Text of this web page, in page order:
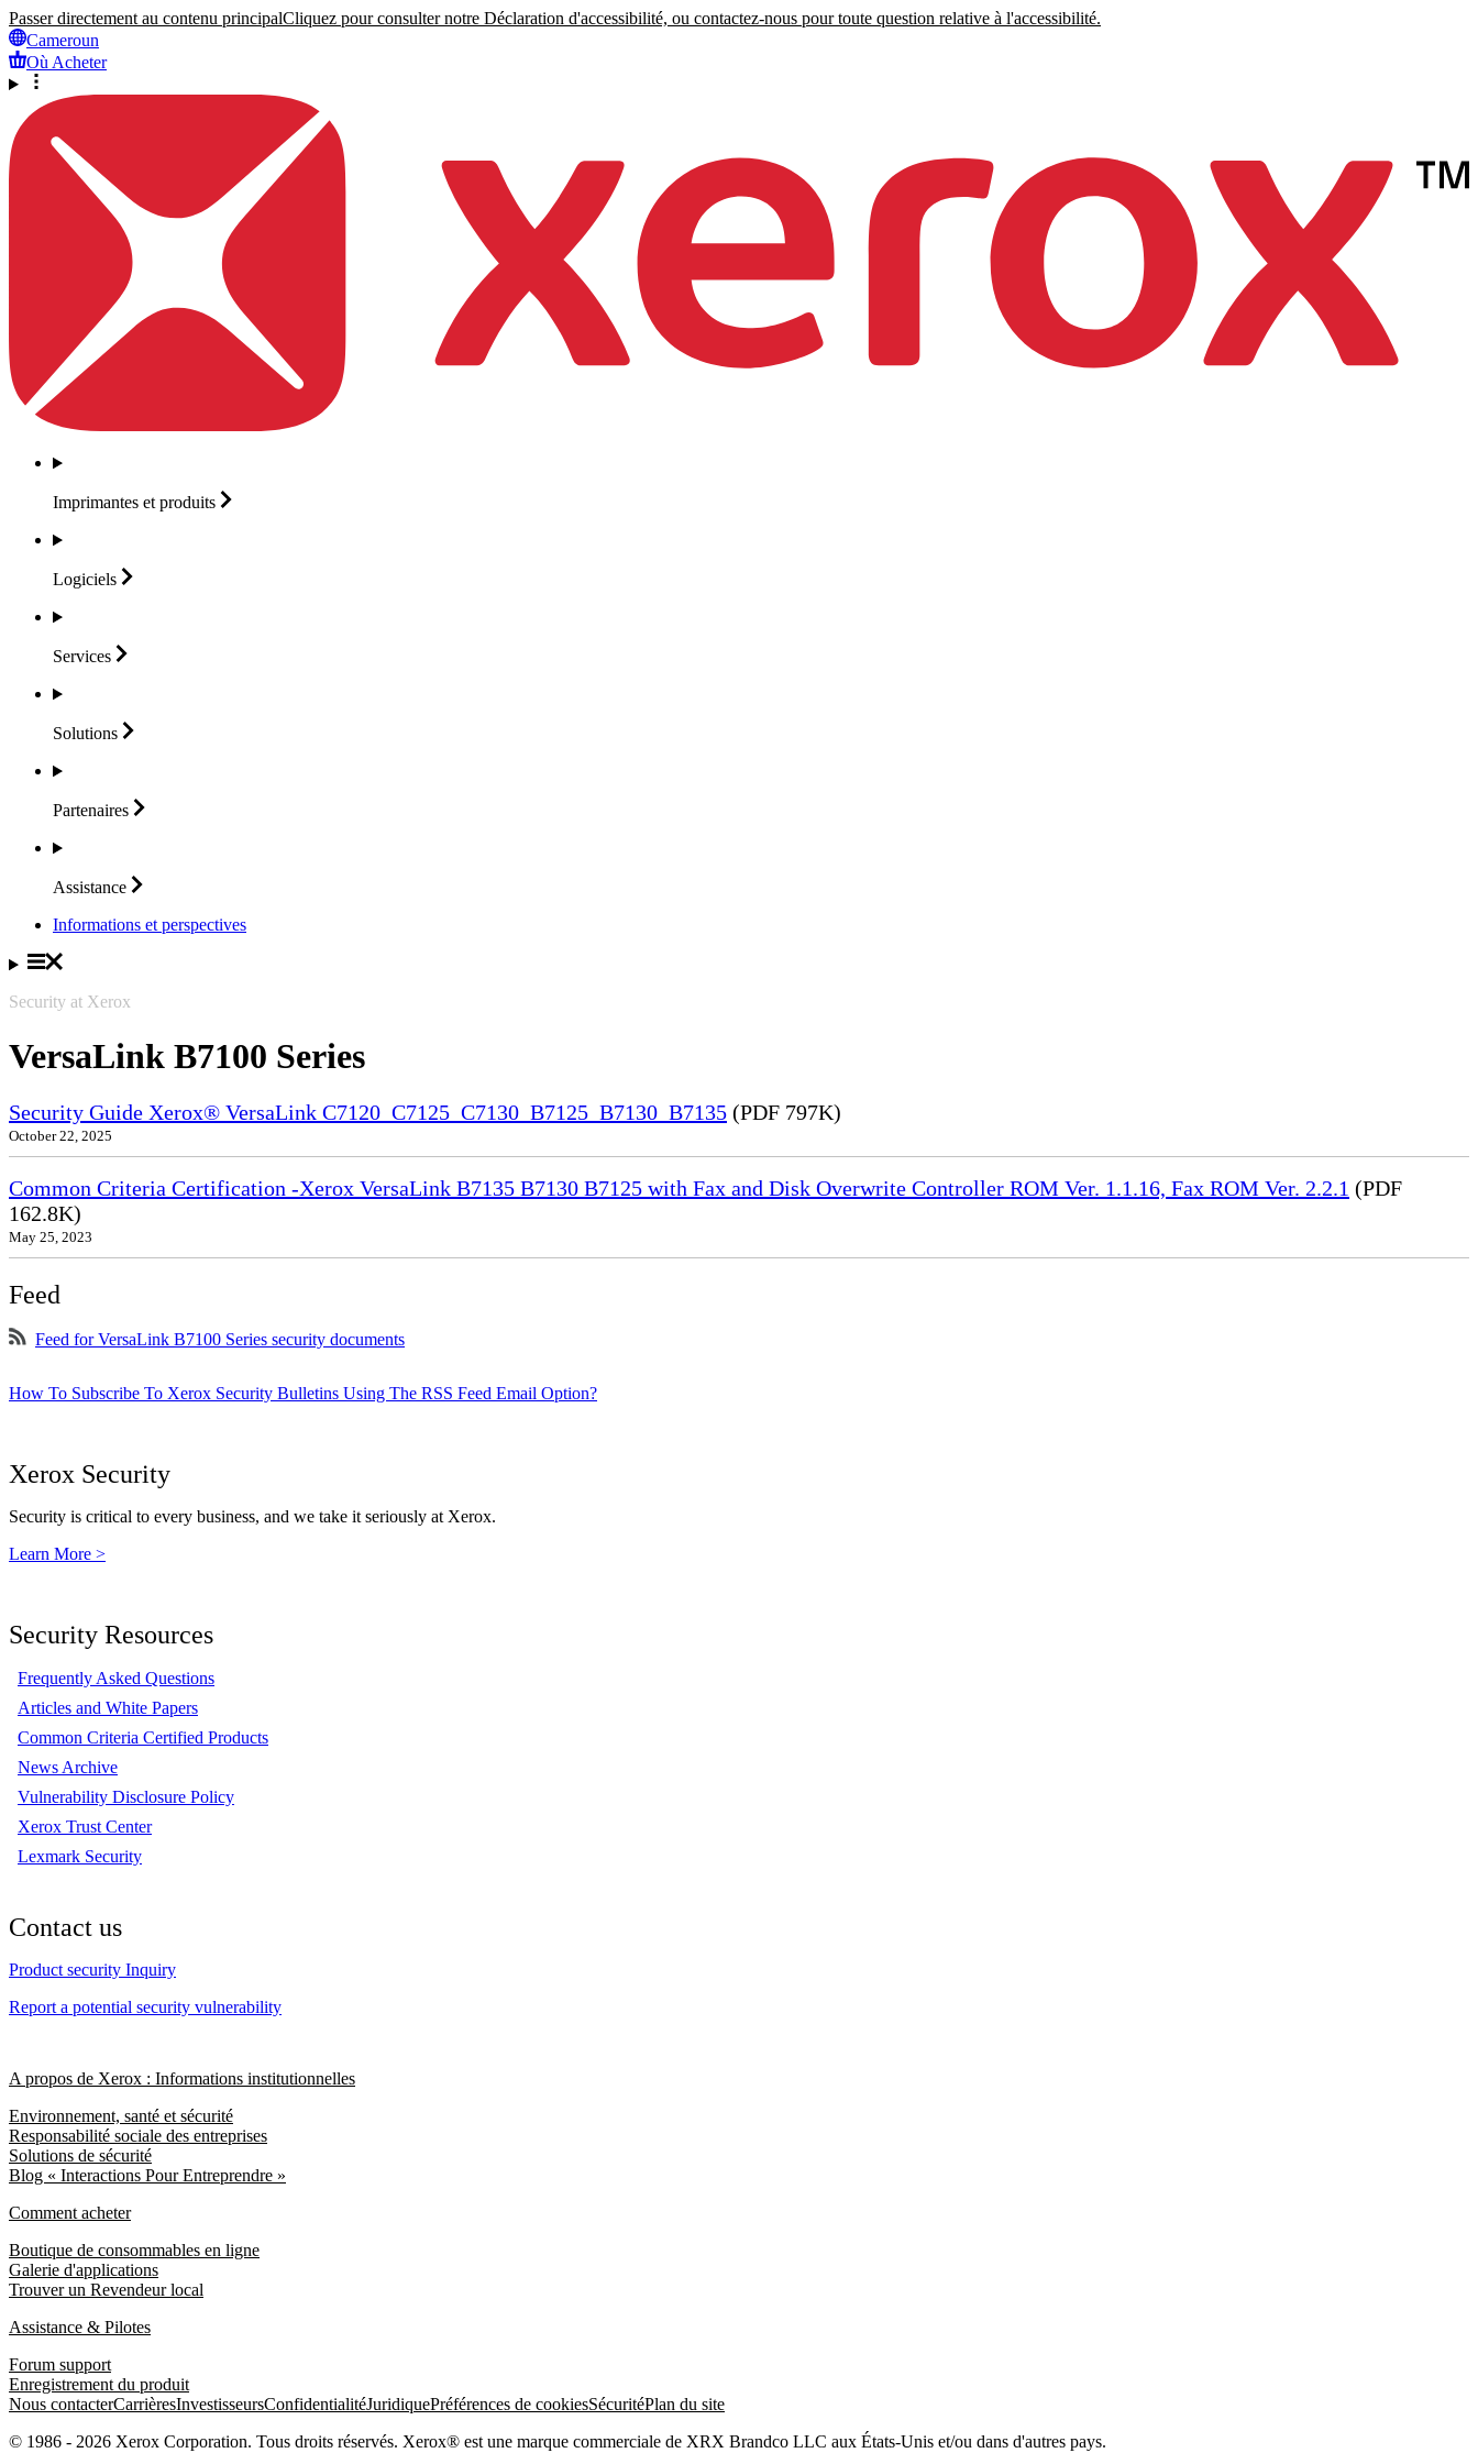
Passer directement au contenu principalCliquez pour consulter notre Déclaration d'accessibilité, ou contactez-nous pour toute question relative à l'accessibilité.
Cameroun
Où Acheter
Imprimantes et produits
Logiciels
Services
Solutions
Partenaires
Assistance
Informations et perspectives
Security at Xerox
VersaLink B7100 Series
Security Guide Xerox® VersaLink C7120_C7125_C7130_B7125_B7130_B7135 (PDF 797K)
October 22, 2025
Common Criteria Certification -Xerox VersaLink B7135 B7130 B7125 with Fax and Disk Overwrite Controller ROM Ver. 1.1.16, Fax ROM Ver. 2.2.1 (PDF
162.8K)
May 25, 2023
Feed
Feed for VersaLink B7100 Series security documents
How To Subscribe To Xerox Security Bulletins Using The RSS Feed Email Option?
Xerox Security
Security is critical to every business, and we take it seriously at Xerox.
Learn More >
Security Resources
Frequently Asked Questions
Articles and White Papers
Common Criteria Certified Products
News Archive
Vulnerability Disclosure Policy
Xerox Trust Center
Lexmark Security
Contact us
Product security Inquiry
Report a potential security vulnerability
A propos de Xerox : Informations institutionnelles
Environnement, santé et sécurité
Responsabilité sociale des entreprises
Solutions de sécurité
Blog « Interactions Pour Entreprendre »
Comment acheter
Boutique de consommables en ligne
Galerie d'applications
Trouver un Revendeur local
Assistance & Pilotes
Forum support
Enregistrement du produit
Nous contacterCarrièresInvestisseursConfidentialitéJuridiquePréférences de cookiesSécuritéPlan du site
© 1986 - 2026 Xerox Corporation. Tous droits réservés. Xerox® est une marque commerciale de XRX Brandco LLC aux États-Unis et/ou dans d'autres pays.